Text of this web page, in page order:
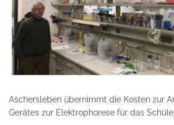
Aschersleben übernimmt die Kosten zur
Gerätes zur Elektrophorese für das